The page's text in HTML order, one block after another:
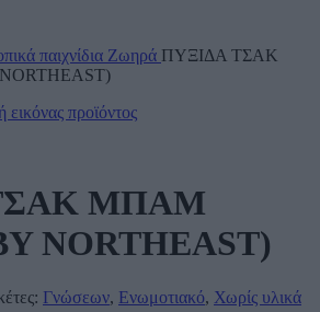
παιχνίδια Ζωηρά ΠΥΞΙΔΑ ΤΣΑΚ
ΜΠΑΜ
NORTHEAST)
Γνώσεων, Ενωμοτιακό, Χωρίς υλικά